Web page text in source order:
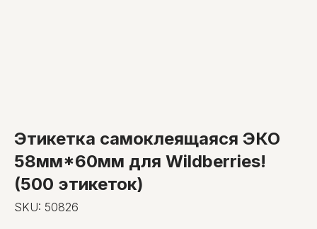
Этикетка самоклеящаяся ЭКО
58мм*60мм для Wildberries!
(500 этикеток)
SKU: 50826